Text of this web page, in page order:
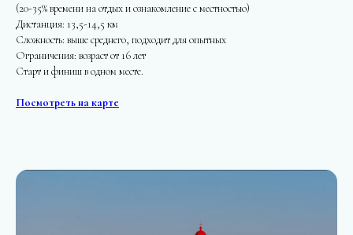
(20-35% времени на отдых и ознакомление с местностью)
Дистанция: 13,5-14,5 км
Сложность: выше среднего, подходит для опытных
Ограничения: возраст от 16 лет
Старт и финиш в одном месте.
Посмотреть на карте